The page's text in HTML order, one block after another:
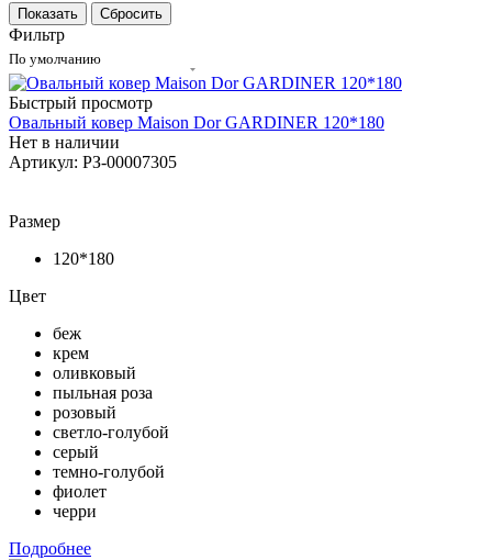
Сбросить
Фильтр
По умолчанию
Быстрый просмотр
Овальный ковер Maison Dor GARDINER 120*180
Нет в наличии
Артикул: РЗ-00007305
Размер
120*180
Цвет
беж
крем
оливковый
пыльная роза
розовый
светло-голубой
серый
темно-голубой
фиолет
черри
Подробнее